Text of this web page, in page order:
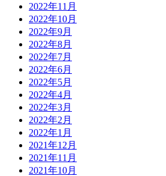
2022年11月
2022年10月
2022年9月
2022年8月
2022年7月
2022年6月
2022年5月
2022年4月
2022年3月
2022年2月
2022年1月
2021年12月
2021年11月
2021年10月